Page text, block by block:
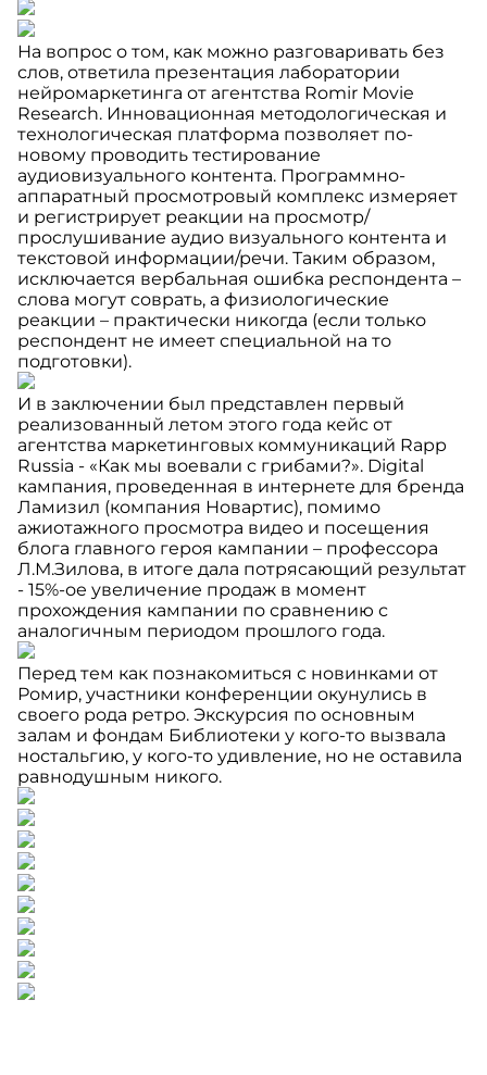
На вопрос о том, как можно разговаривать без
слов, ответила презентация лаборатории
нейромаркетинга от агентства Romir Movie
Research. Инновационная методологическая и
технологическая платформа позволяет по-
новому проводить тестирование
аудиовизуального контента. Программно-
аппаратный просмотровый комплекс измеряет
и регистрирует реакции на просмотр/
прослушивание аудио визуального контента и
текстовой информации/речи. Таким образом,
исключается вербальная ошибка респондента –
слова могут соврать, а физиологические
реакции – практически никогда (если только
респондент не имеет специальной на то
подготовки).
И в заключении был представлен первый
реализованный летом этого года кейс от
агентства маркетинговых коммуникаций Rapp
Russia - «Как мы воевали с грибами?». Digital
кампания, проведенная в интернете для бренда
Ламизил (компания Новартис), помимо
ажиотажного просмотра видео и посещения
блога главного героя кампании – профессора
Л.М.Зилова, в итоге дала потрясающий результат
- 15%-ое увеличение продаж в момент
прохождения кампании по сравнению с
аналогичным периодом прошлого года.
Перед тем как познакомиться с новинками от
Ромир, участники конференции окунулись в
своего рода ретро. Экскурсия по основным
залам и фондам Библиотеки у кого-то вызвала
ностальгию, у кого-то удивление, но не оставила
равнодушным никого.